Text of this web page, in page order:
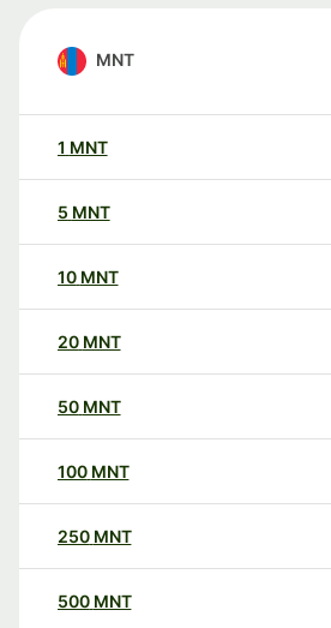
MNT
1 MNT
5 MNT
10 MNT
20 MNT
50 MNT
100 MNT
250 MNT
500 MNT